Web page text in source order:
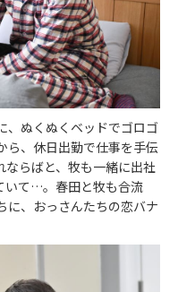
ぬくぬくベッドでゴロゴ
ら、休日出勤で仕事を手伝
らばと、牧も一緒に出社
いて…。春田と牧も合流
に、おっさんたちの恋バナ